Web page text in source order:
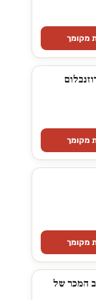
מקומך
מקומך
מקומך
המכר של